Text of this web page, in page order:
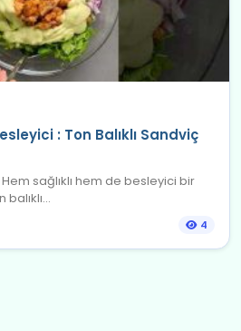
: Ton Balıklı Sandviç
Hem sağlıklı hem de besleyici bir
4